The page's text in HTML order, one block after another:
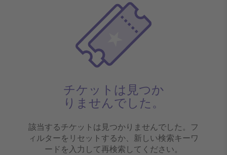
チケットは見つか
りませんでした。
該当するチケットは見つかりませんでした。フ
ィルターをリセットするか、新しい検索キーワ
ードを入力して再検索してください。